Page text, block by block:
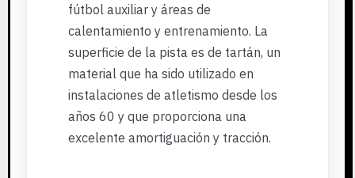
fútbol auxiliar y áreas de
calentamiento y entrenamiento. La
superficie de la pista es de tartán, un
material que ha sido utilizado en
instalaciones de atletismo desde los
años 60 y que proporciona una
excelente amortiguación y tracción.